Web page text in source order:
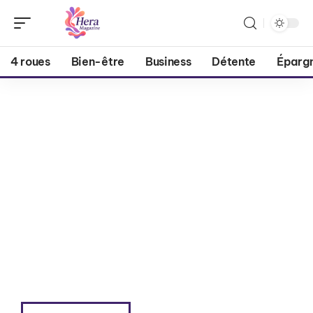
4 roues Bien-être Business Détente